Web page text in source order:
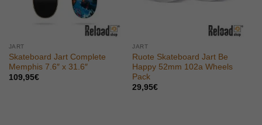
JART
Skateboard Jart Complete
Memphis 7.6″ x 31.6″
109,95€
JART
Ruote Skateboard Jart Be
Happy 52mm 102a Wheels
Pack
29,95€